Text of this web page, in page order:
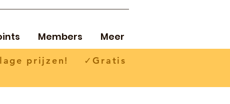
Members Meer
prijzen! ✓Gratis